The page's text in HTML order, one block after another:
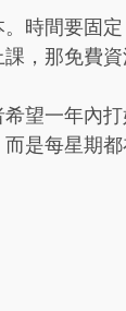
時間要固
，那免費資
望一年內
是每星期